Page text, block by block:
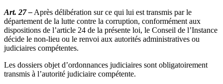
Art. 27 – Après délibération sur ce qui lui est transmis par le
département de la lutte contre la corruption, conformément aux
dispositions de l’article 24 de la présente loi, le Conseil de l’Instance
décide le non-lieu ou le renvoi aux autorités administratives ou
judiciaires compétentes.
Les dossiers objet d’ordonnances judiciaires sont obligatoirement
transmis à l’autorité judiciaire compétente.